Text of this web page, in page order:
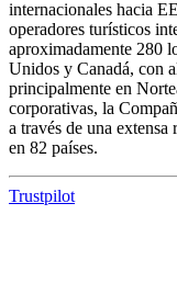
internacionales hacia
operadores turísticos
aproximadamente 280
Unidos y Canadá, con
principalmente en
corporativas, la
a través de una
en 82 países.
Trustpilot